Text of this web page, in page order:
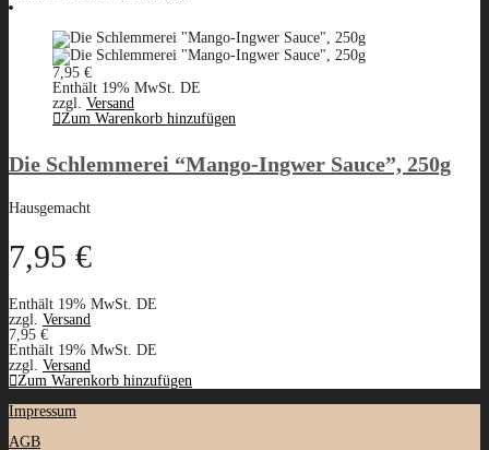
7,95 €
Enthält 19% MwSt. DE
zzgl. Versand
Zum Warenkorb hinzufügen
Die Schlemmerei “Mango-Ingwer Sauce”, 250g
Hausgemacht
7,95 €
Enthält 19% MwSt. DE
zzgl. Versand
7,95 €
Enthält 19% MwSt. DE
zzgl. Versand
Zum Warenkorb hinzufügen
Impressum
AGB